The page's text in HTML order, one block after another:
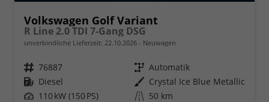
Volkswagen Golf Variant
R Line 2.0 TDI 7-Gang DSG
unverbindliche Lieferzeit: 22.10.2026 Neuwagen
Fahrzeugnr. 76887 Getriebe Automatik
Kraftstoff Diesel Außenfarbe Crystal Ice Blue Metallic
Leistung 110 kW (150 PS) Kilometerstand 50 km